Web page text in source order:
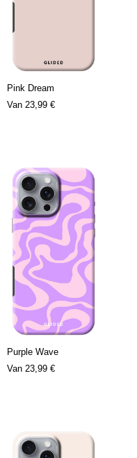
Pink Dream
Van 23,99 €
Purple Wave
Van 23,99 €